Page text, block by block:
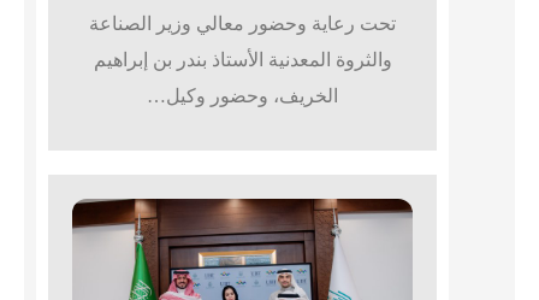
تحت رعاية وحضور معالي وزير الصناعة
والثروة المعدنية الأستاذ بندر بن إبراهيم
الخريف، وحضور وكيل…